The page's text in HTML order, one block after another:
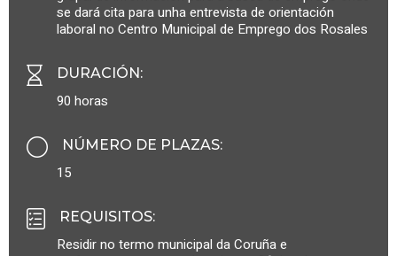
se dará cita para unha entrevista de orientación
laboral no Centro Municipal de Emprego dos Rosales
DURACIÓN:
90 horas
NÚMERO DE PLAZAS:
15
REQUISITOS:
Residir no termo municipal da Coruña e